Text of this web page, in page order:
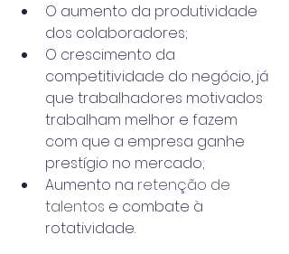
O aumento da produtividade
dos colaboradores;
O crescimento da
competitividade do negócio, já
que trabalhadores motivados
trabalham melhor e fazem
com que a empresa ganhe
prestígio no mercado;
Aumento na retenção de
talentos e combate à
rotatividade.